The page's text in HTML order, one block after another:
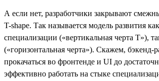
А если нет, разработчики закрывают
T-shape. Так называется модель развития
специализации («вертикальная черта Т»),
(«горизонтальная черта»). Скажем, бэкенд-
прокачаться во фронтенде и UI до
эффективно работать на стыке